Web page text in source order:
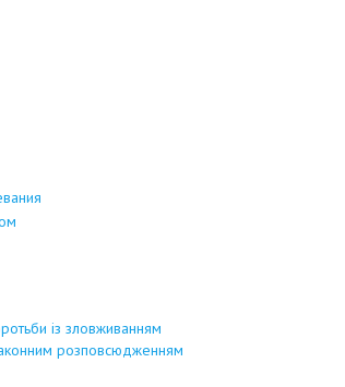
із зловживанням
розповсюдженням